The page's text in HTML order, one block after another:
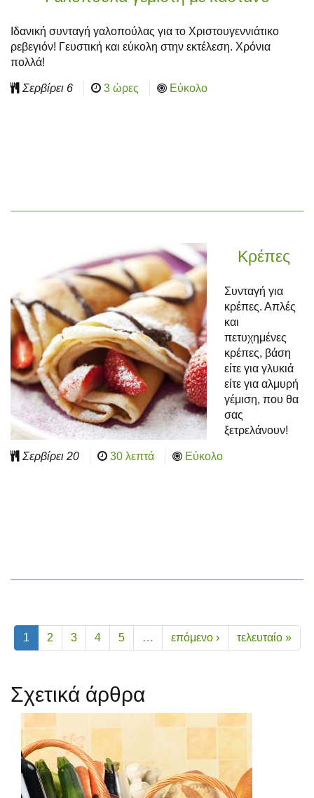
Ιδανική συνταγή γαλοπούλας για το Χριστουγεννιάτικο
ρεβεγιόν! Γευστική και εύκολη στην εκτέλεση. Χρόνια
πολλά!
Σερβίρει 6 3 ώρες Εύκολο
Κρέπες
Συνταγή για
κρέπες. Απλές
και
πετυχημένες
κρέπες, βάση
είτε για γλυκιά
είτε για αλμυρή
γέμιση, που θα
σας
ξετρελάνουν!
Σερβίρει 20 30 λεπτά Εύκολο
1 2 3 4 5 … επόμενο › τελευταίο »
Σχετικά άρθρα